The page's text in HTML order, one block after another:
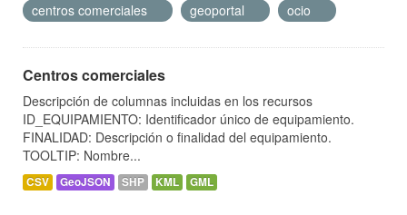
centros comerciales
geoportal ocio
Centros comerciales
Descripción de columnas incluidas en los recursos
ID_EQUIPAMIENTO: Identificador único de equipamiento.
FINALIDAD: Descripción o finalidad del equipamiento.
TOOLTIP: Nombre...
CSV GeoJSON SHP KML GML